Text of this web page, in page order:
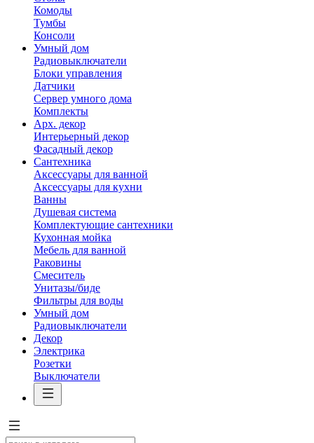
Комоды
Тумбы
Консоли
Умный дом
Радиовыключатели
Блоки управления
Датчики
Сервер умного дома
Комплекты
Арх. декор
Интерьерный декор
Фасадный декор
Сантехника
Аксессуары для ванной
Аксессуары для кухни
Ванны
Душевая система
Комплектующие сантехники
Кухонная мойка
Мебель для ванной
Раковины
Смеситель
Унитазы/биде
Фильтры для воды
Умный дом
Радиовыключатели
Декор
Электрика
Розетки
Выключатели